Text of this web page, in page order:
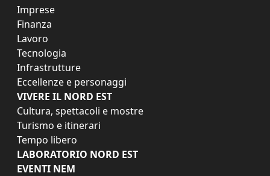
Imprese
Finanza
Lavoro
Tecnologia
Infrastrutture
Eccellenze e personaggi
VIVERE IL NORD EST
Cultura, spettacoli e mostre
Turismo e itinerari
Tempo libero
LABORATORIO NORD EST
EVENTI NEM